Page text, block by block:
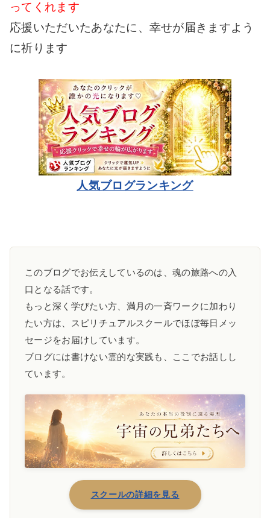
ってくれます
応援いただいたあなたに、幸せが届きますよう
に祈ります
人気ブログランキング
このブログでお伝えしているのは、魂の旅路への入
口となる話です。
もっと深く学びたい方、満月の一斉ワークに加わり
たい方は、スピリチュアルスクールでほぼ毎日メッ
セージをお届けしています。
ブログには書けない霊的な実践も、ここでお話しし
ています。
スクールの詳細を見る